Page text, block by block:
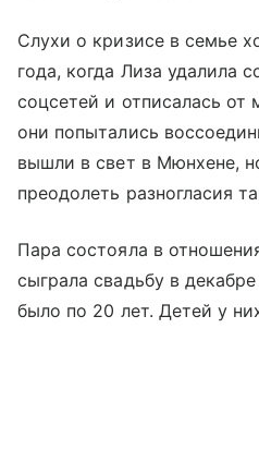
Слухи о кризисе в семье
года, когда Лиза удалила
соцсетей и отписалась
они попытались
вышли в свет в Мюнхене,
преодолеть разногласия
Пара состояла в
сыграла свадьбу в
было по 20 лет. Детей у